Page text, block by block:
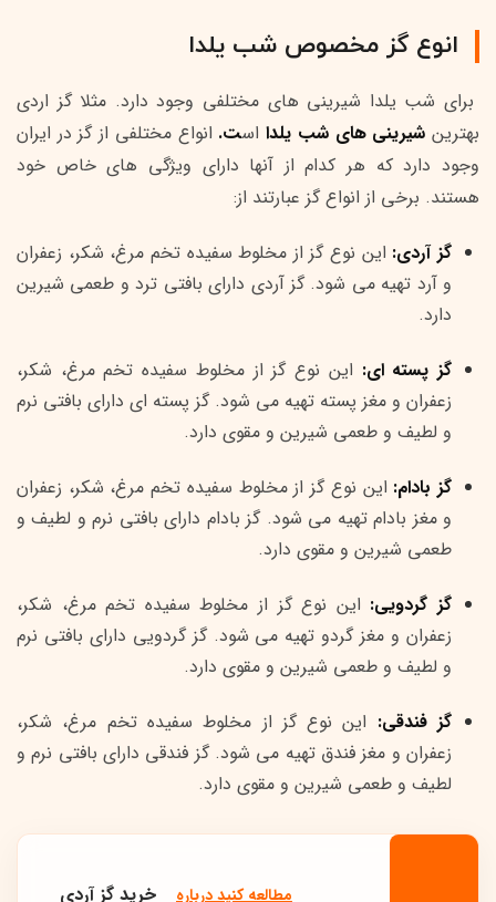
انوع گز مخصوص شب یلدا
برای شب یلدا شیرینی های مختلفی وجود دارد. مثلا گز اردی
بهترین شیرینی های شب یلدا است. انواع مختلفی از گز در ایران
وجود دارد که هر کدام از آنها دارای ویژگی های خاص خود
هستند. برخی از انواع گز عبارتند از:
گز آردی: این نوع گز از مخلوط سفیده تخم مرغ، شکر، زعفران
و آرد تهیه می شود. گز آردی دارای بافتی ترد و طعمی شیرین
دارد.
گز پسته ای: این نوع گز از مخلوط سفیده تخم مرغ، شکر،
زعفران و مغز پسته تهیه می شود. گز پسته ای دارای بافتی نرم
و لطیف و طعمی شیرین و مقوی دارد.
گز بادام: این نوع گز از مخلوط سفیده تخم مرغ، شکر، زعفران
و مغز بادام تهیه می شود. گز بادام دارای بافتی نرم و لطیف و
طعمی شیرین و مقوی دارد.
گز گردویی: این نوع گز از مخلوط سفیده تخم مرغ، شکر،
زعفران و مغز گردو تهیه می شود. گز گردویی دارای بافتی نرم
و لطیف و طعمی شیرین و مقوی دارد.
گز فندقی: این نوع گز از مخلوط سفیده تخم مرغ، شکر،
زعفران و مغز فندق تهیه می شود. گز فندقی دارای بافتی نرم و
لطیف و طعمی شیرین و مقوی دارد.
مطالعه کنید درباره‌ خرید گز آردی